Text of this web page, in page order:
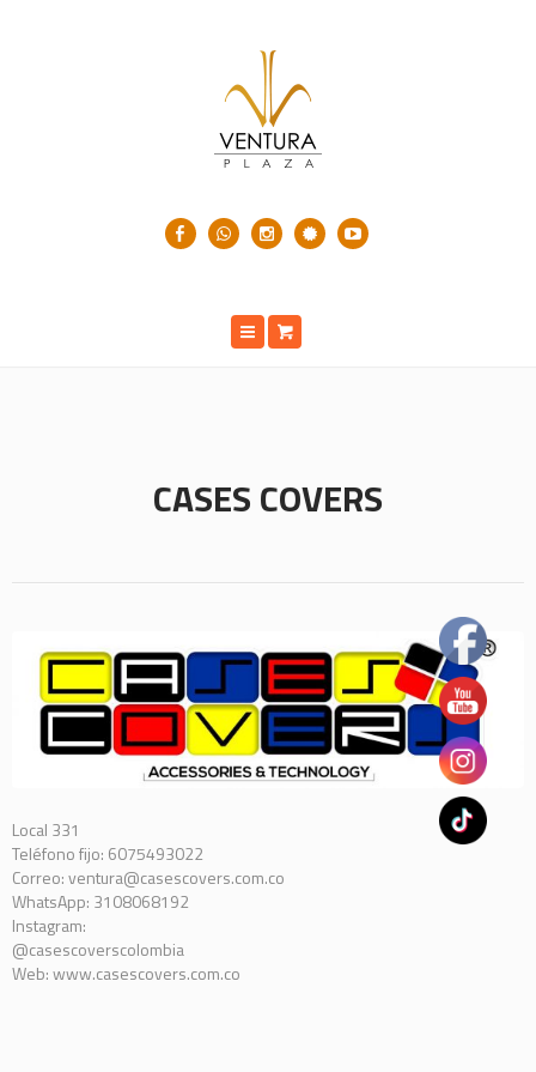
CASES COVERS
Local 331
Teléfono fijo: 6075493022
Correo: ventura@casescovers.com.co
WhatsApp: 3108068192
Instagram:
@casescoverscolombia
Web: www.casescovers.com.co